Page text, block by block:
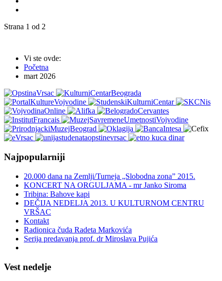
Strana 1 od 2
Vi ste ovde:
Početna
mart 2026
Najpopularniji
20.000 dana na Zemlji/Turneja „Slobodna zona” 2015.
KONCERT NA ORGULJAMA - mr Janko Siroma
Tribina: Bahove kapi
DEČIJA NEDELJA 2013. U KULTURNOM CENTRU
VRŠAC
Kontakt
Radionica čuda Radeta Markovića
Serija predavanja prof. dr Miroslava Pujića
Vest nedelje